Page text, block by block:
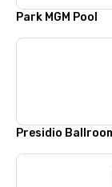
Park MGM Pool
Presidio